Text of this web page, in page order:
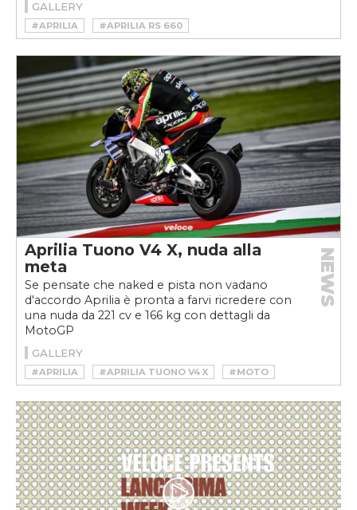
GALLERY
#APRILIA
#APRILIA RS 660
#APRILIA RS 660 TROFEO
#MOTO
#RS 660
#VELOCEMOTO
Aprilia Tuono V4 X, nuda alla
meta
Se pensate che naked e pista non vadano
d'accordo Aprilia è pronta a farvi ricredere con
una nuda da 221 cv e 166 kg con dettagli da
MotoGP
NEWS
GALLERY
#APRILIA #APRILIA TUONO V4 X
#MOTO
#TRACKDAY
#TUONO V4 X
#VELOCEMOTO